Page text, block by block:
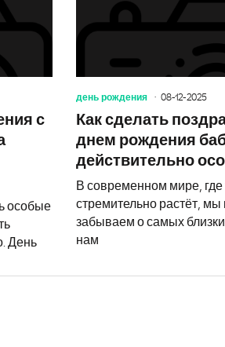
с
особые
День
день рождения 08-12-2025
Как сделать
днем рождения
действительно
В современном мире, где
стремительно растёт, мы
забываем о самых
нам